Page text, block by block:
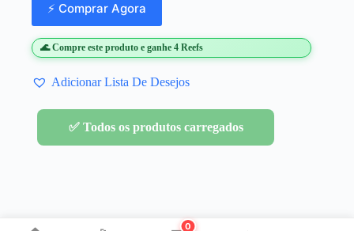
0
⚡ Comprar Agora
🌊 Compre este produto e ganhe 4 Reefs
Adicionar Lista De Desejos
✅ Todos os produtos carregados